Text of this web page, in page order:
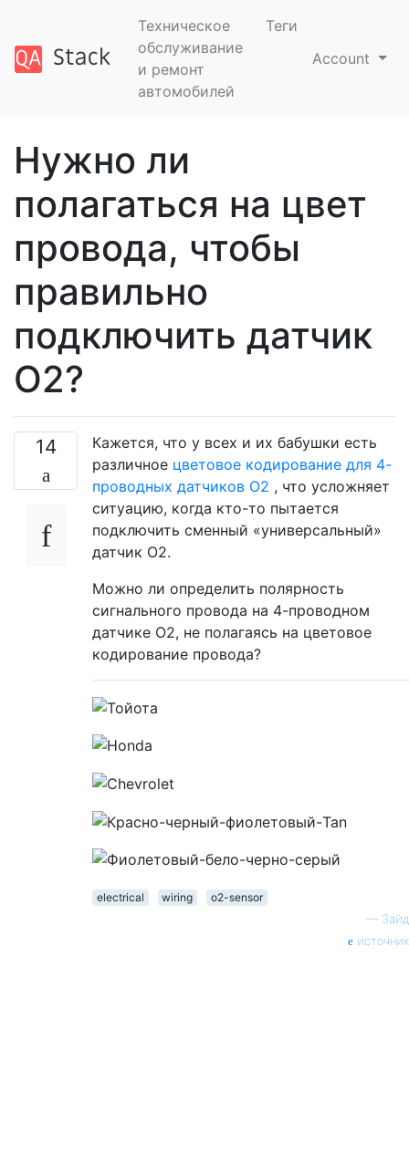
Техническое
обслуживание
и ремонт
автомобилей
Теги
Account
Нужно ли
полагаться на цвет
провода, чтобы
правильно
подключить датчик
O2?
14
Кажется, что у всех и их бабушки есть
различное цветовое кодирование для 4-
проводных датчиков O2 , что усложняет
ситуацию, когда кто-то пытается
подключить сменный «универсальный»
датчик O2.
Можно ли определить полярность
сигнального провода на 4-проводном
датчике O2, не полагаясь на цветовое
кодирование провода?
electrical wiring
o2-sensor
— Зайд
источник